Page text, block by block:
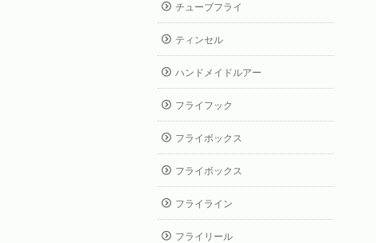
チューブフライ
ティンセル
ハンドメイドルアー
フライフック
フライボックス
フライボックス
フライライン
フライリール